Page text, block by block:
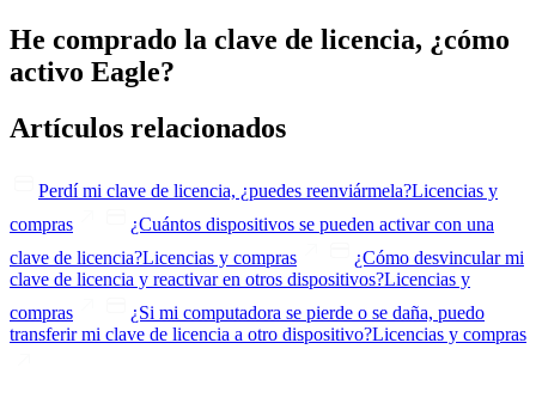
He comprado la clave de licencia, ¿cómo
activo Eagle?
Artículos relacionados
Perdí mi clave de licencia, ¿puedes reenviármela?Licencias y
compras
¿Cuántos dispositivos se pueden activar con una
clave de licencia?Licencias y compras
¿Cómo desvincular mi
clave de licencia y reactivar en otros dispositivos?Licencias y
compras
¿Si mi computadora se pierde o se daña, puedo
transferir mi clave de licencia a otro dispositivo?Licencias y compras